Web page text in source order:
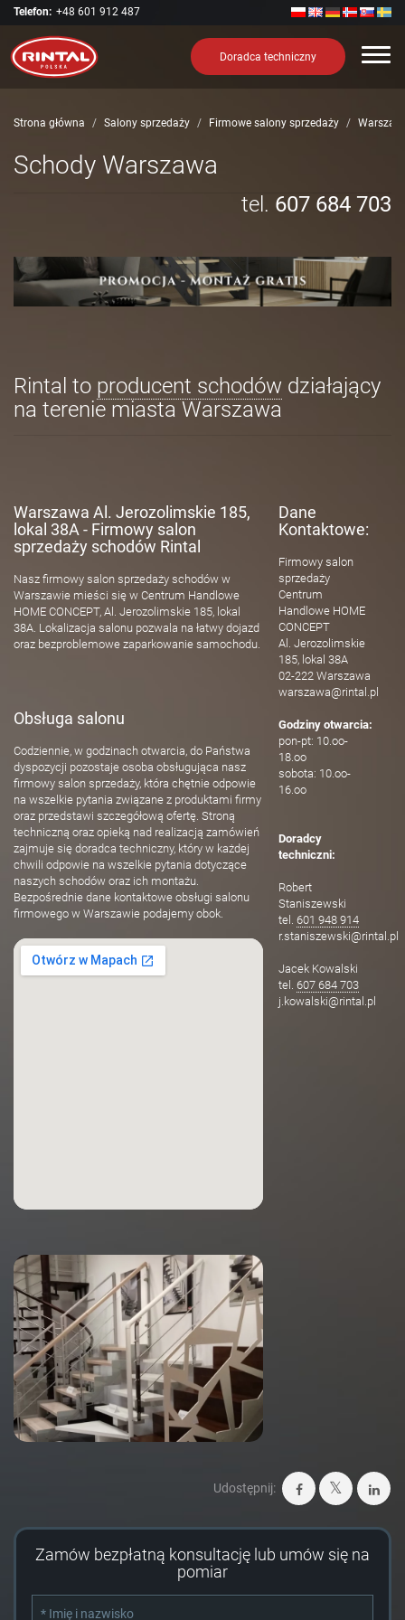
Telefon: +48 601 912 487
Doradca techniczny
Strona główna Salony sprzedaży Firmowe salony sprzedaży
tel. 607 684 703
Schody Warszawa
Rintal to producent schodów działający
na terenie miasta Warszawa
Warszawa Al. Jerozolimskie 185,
lokal 38A - Firmowy salon
sprzedaży schodów Rintal
Nasz firmowy salon sprzedaży schodów w
Warszawie mieści się w Centrum Handlowe
HOME CONCEPT, Al. Jerozolimskie 185, lokal
38A. Lokalizacja salonu pozwala na łatwy dojazd
oraz bezproblemowe zaparkowanie samochodu.
Obsługa salonu
Codziennie, w godzinach otwarcia, do Państwa
dyspozycji pozostaje osoba obsługująca nasz
firmowy salon sprzedaży, która chętnie odpowie
na wszelkie pytania związane z produktami firmy
oraz przedstawi szczegółową ofertę. Stroną
techniczną oraz opieką nad realizacją zamówień
zajmuje się doradca techniczny, który w każdej
chwili odpowie na wszelkie pytania dotyczące
naszych schodów oraz ich montażu.
Bezpośrednie dane kontaktowe obsługi salonu
firmowego w Warszawie podajemy obok.
Dane
Kontaktowe:
Firmowy salon
sprzedaży
Centrum
Handlowe HOME
CONCEPT
Al. Jerozolimskie
185, lokal 38A
02-222 Warszawa
warszawa@rintal.pl
Godziny otwarcia:
pon-pt: 10.oo-
18.oo
sobota: 10.oo-
16.oo
Doradcy
techniczni:
Robert
Staniszewski
tel. 601 948 914
r.staniszewski@rintal.pl
Jacek Kowalski
tel. 607 684 703
j.kowalski@rintal.pl
Udostępnij:
Zamów bezpłatną konsultację lub umów się na
pomiar